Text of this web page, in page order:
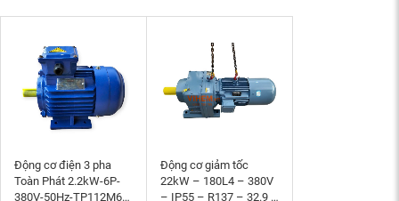
Động cơ điện 3 pha
Toàn Phát 2.2kW-6P-
380V-50Hz-TP112M6-
Động cơ giảm tốc
22kW – 180L4 – 380V
– IP55 – R137 – 32.9 –